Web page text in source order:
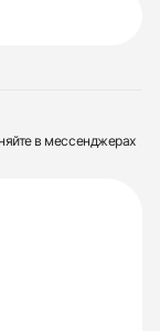
в мессенджерах